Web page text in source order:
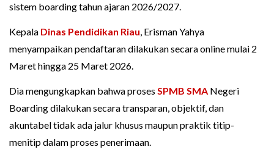
sistem boarding tahun ajaran 2026/2027.
Kepala Dinas Pendidikan Riau, Erisman Yahya
menyampaikan pendaftaran dilakukan secara online mulai 2
Maret hingga 25 Maret 2026.
Dia mengungkapkan bahwa proses SPMB SMA Negeri
Boarding dilakukan secara transparan, objektif, dan
akuntabel tidak ada jalur khusus maupun praktik titip-
menitip dalam proses penerimaan.